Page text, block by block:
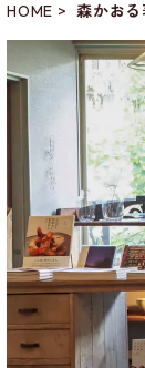
HOME 森かおる